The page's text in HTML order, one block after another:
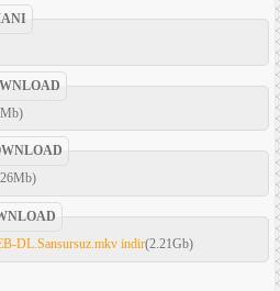
DL.Sansursuz.mkv indir(2.21Gb)